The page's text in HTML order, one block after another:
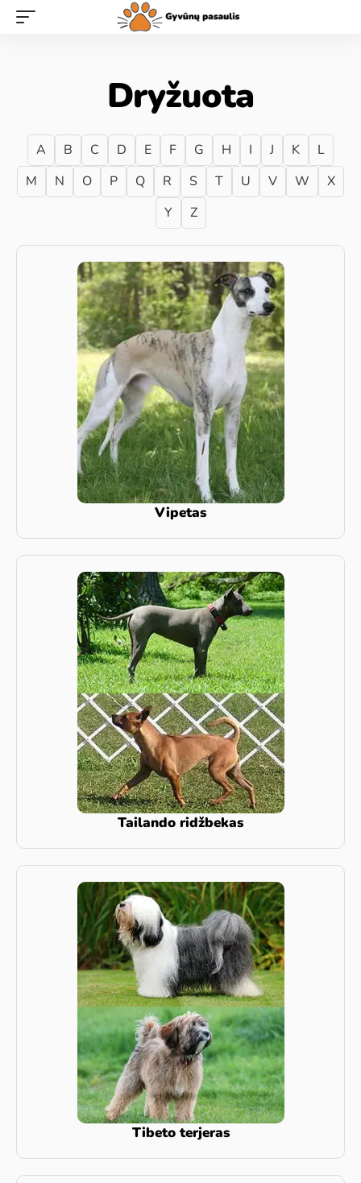
Dryžuota
A B C D E F G H I J K
L
M
N O P Q R S T U V W
X
Y
Z
Vipetas
Tailando ridžbekas
Tibeto terjeras